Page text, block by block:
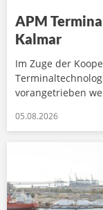
APM
Kalmar
Im Zuge der
vorangetrieben
05.08.2026